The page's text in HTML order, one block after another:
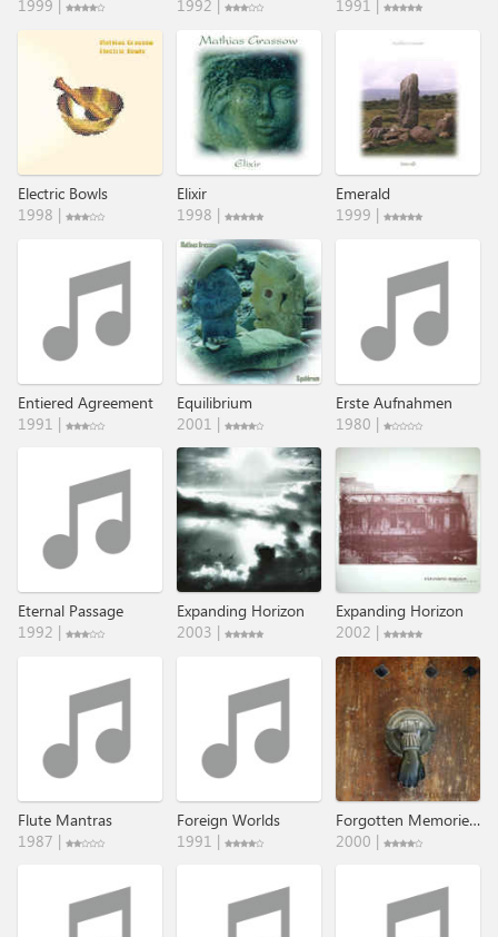
1999 |
1992 |
1991 |
Electric Bowls
1998 |
Elixir
1998 |
Emerald
1999 |
Entiered Agreement
1991 |
Equilibrium
2001 |
Erste Aufnahmen
1980 |
Eternal Passage
1992 |
Expanding Horizon
2003 |
Expanding Horizon
2002 |
Flute Mantras
1987 |
Foreign Worlds
1991 |
Forgotten Memories - The DAT-Retros
2000 |